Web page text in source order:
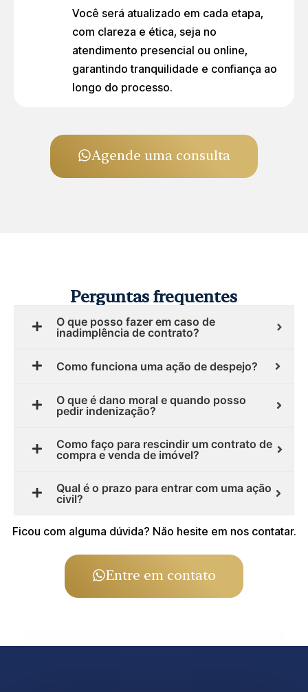
Você será atualizado em cada etapa,
com clareza e ética, seja no
atendimento presencial ou online,
garantindo tranquilidade e confiança ao
longo do processo.
Agende uma consulta
Perguntas frequentes
O que posso fazer em caso de
inadimplência de contrato?
Como funciona uma ação de despejo?
O que é dano moral e quando posso
pedir indenização?
Como faço para rescindir um contrato de
compra e venda de imóvel?
Qual é o prazo para entrar com uma ação
civil?
Ficou com alguma dúvida? Não hesite em nos contatar.
Entre em contato